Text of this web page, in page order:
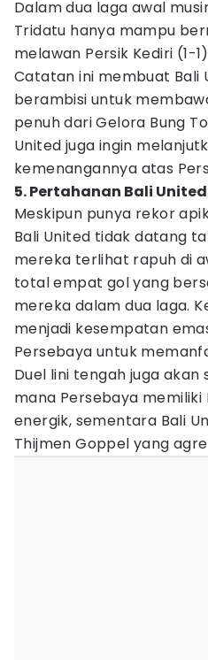
Dalam dua laga awal
Tridatu hanya mampu
melawan Persik Kediri (1-
Catatan ini membuat Bali
berambisi untuk
penuh dari Gelora Bung
United juga ingin
kemenangannya atas
5. Pertahanan Bali
Meskipun punya rekor
Bali United tidak datang
mereka terlihat rapuh di
total empat gol yang
mereka dalam dua laga.
menjadi kesempatan
Persebaya untuk
Duel lini tengah juga
mana Persebaya memiliki
energik, sementara Bali
Thijmen Goppel yang